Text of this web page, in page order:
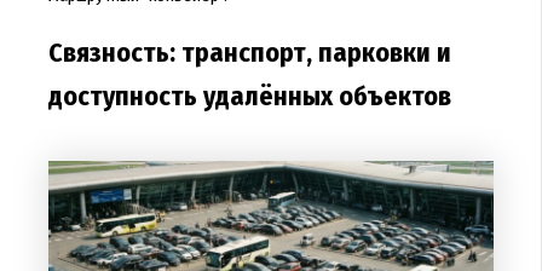
Связность: транспорт, парковки и
доступность удалённых объектов